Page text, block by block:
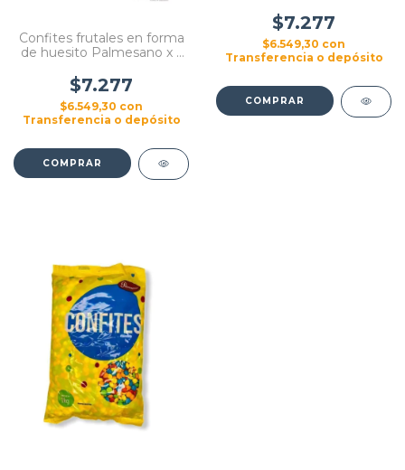
Confites frutales en forma
de huesito Palmesano x 1
$7.277
$6.549,30 con
Transferencia o depósito
$7.277
$6.549,30 con
Transferencia o depósito